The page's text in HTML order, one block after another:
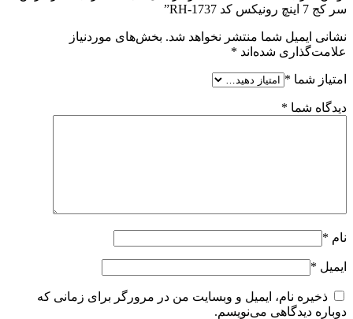
سر کج 7 اینچ رونیکس کد RH-1737”
نشانی ایمیل شما منتشر نخواهد شد. بخش‌های موردنیاز
علامت‌گذاری شده‌اند *
امتیاز شما *
دیدگاه شما *
نام *
ایمیل *
ذخیره نام، ایمیل و وبسایت من در مرورگر برای زمانی که
دوباره دیدگاهی می‌نویسم.